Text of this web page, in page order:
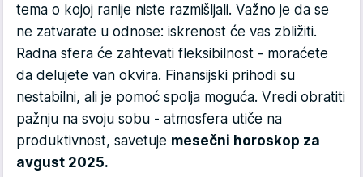
tema o kojoj ranije niste razmišljali. Važno je da se
ne zatvarate u odnose: iskrenost će vas zbližiti.
Radna sfera će zahtevati fleksibilnost - moraćete
da delujete van okvira. Finansijski prihodi su
nestabilni, ali je pomoć spolja moguća. Vredi obratiti
pažnju na svoju sobu - atmosfera utiče na
produktivnost, savetuje mesečni horoskop za
avgust 2025.